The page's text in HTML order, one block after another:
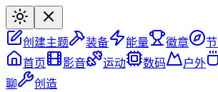
创建主题 装备 能量 徽章
首页
影音 运动 数码 户外
聊
创造